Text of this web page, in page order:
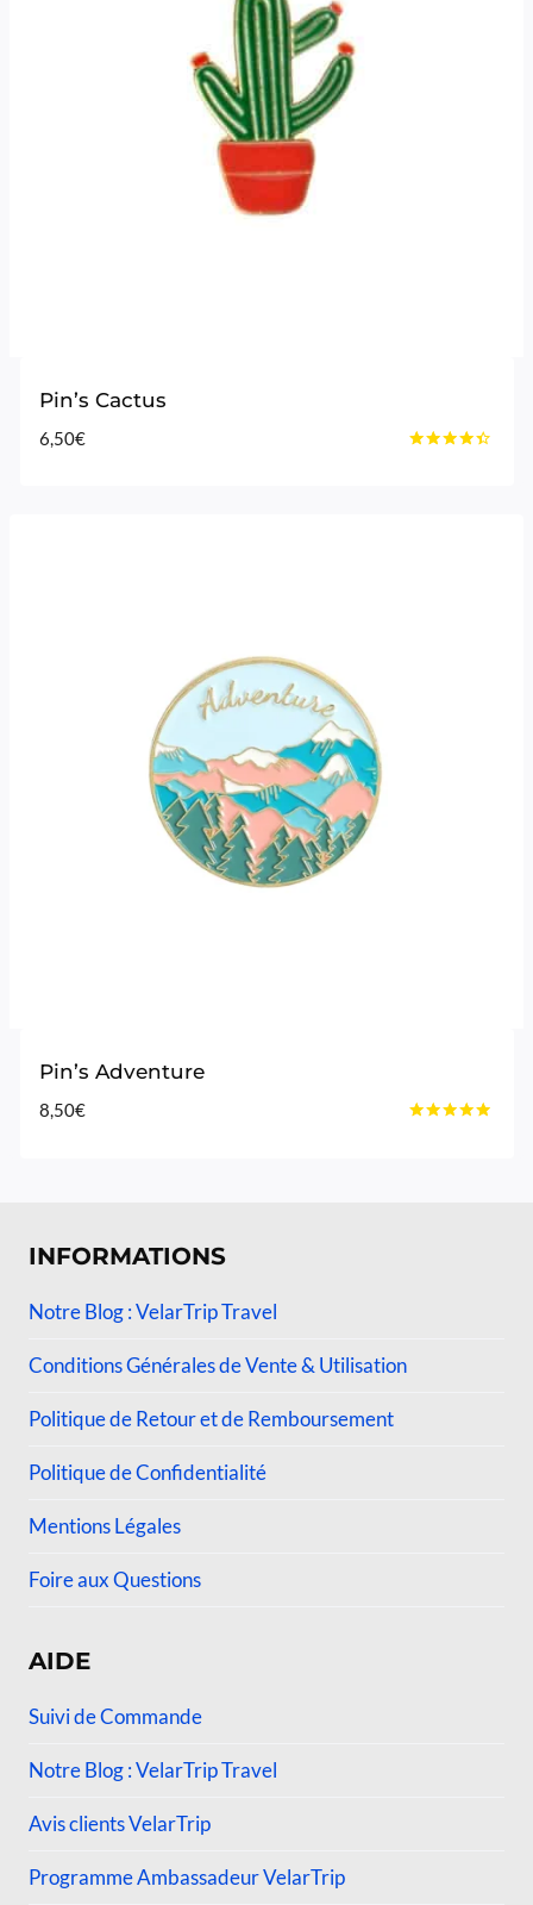
Pin’s Cactus
6,50€
Pin’s Adventure
8,50€
INFORMATIONS
Notre Blog : VelarTrip Travel
Conditions Générales de Vente & Utilisation
Politique de Retour et de Remboursement
Politique de Confidentialité
Mentions Légales
Foire aux Questions
AIDE
Suivi de Commande
Notre Blog : VelarTrip Travel
Avis clients VelarTrip
Programme Ambassadeur VelarTrip